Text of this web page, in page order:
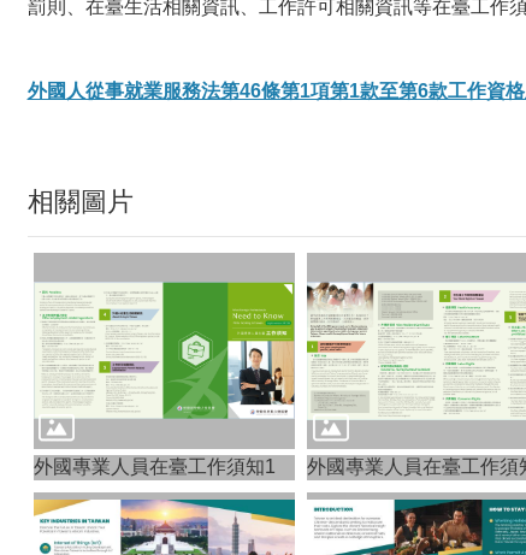
罰則、在臺生活相關資訊、工作許可相關資訊等在臺工作
外國人從事就業服務法第46條第1項第1款至第6款工作資
相關圖片
外國專業人員在臺工作須知1 外國專業人員在臺工作須